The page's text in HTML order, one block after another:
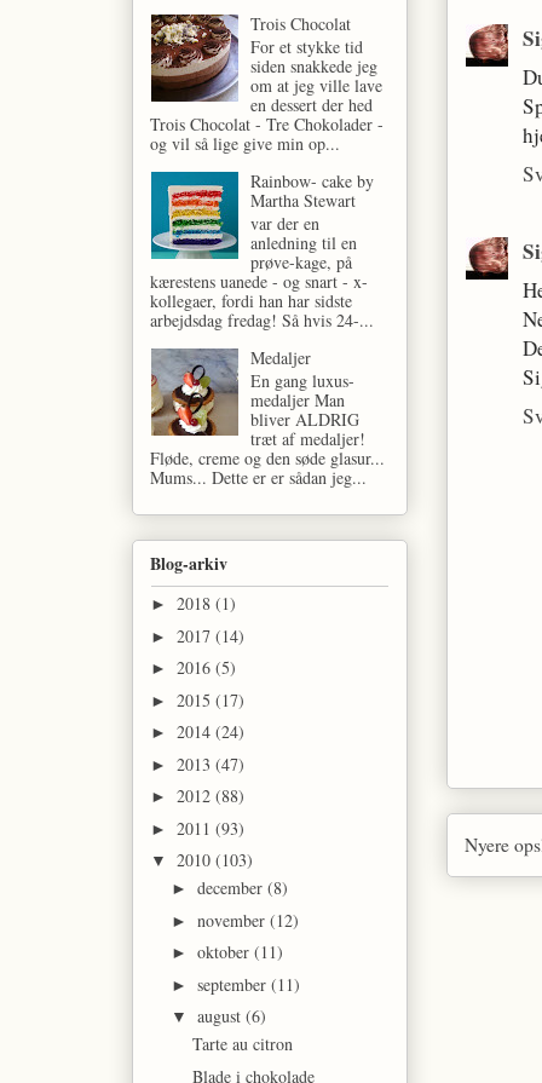
Nyere
Trois Chocolat
For et stykke tid
siden snakkede jeg
om at jeg ville lave
en dessert der hed
Trois Chocolat - Tre Chokolader -
og vil så lige give min op...
Rainbow- cake by
Martha Stewart
var der en
anledning til en
prøve-kage, på
kærestens uanede - og snart - x-
kollegaer, fordi han har sidste
arbejdsdag fredag! Så hvis 24-...
Medaljer
En gang luxus-
medaljer Man
bliver ALDRIG
træt af medaljer!
Fløde, creme og den søde glasur...
Mums... Dette er er sådan jeg...
Blog-arkiv
►2018(1)
►2017(14)
►2016(5)
►2015(17)
►2014(24)
►2013(47)
►2012(88)
►2011(93)
▼2010(103)
►december(8)
►november(12)
►oktober(11)
►september(11)
▼august(6)
Tarte au citron
Blade i chokolade